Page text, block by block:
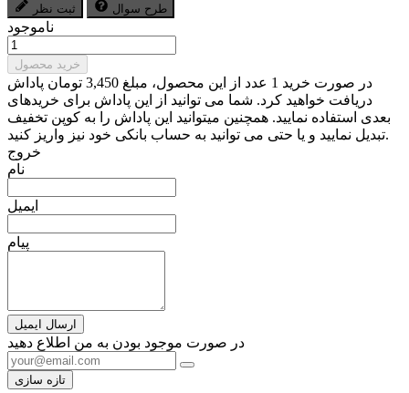
ثبت نظر طرح سوال
ناموجود
خرید محصول
در صورت خرید 1 عدد از این محصول، مبلغ 3,450 تومان پاداش
دریافت خواهید کرد. شما می توانید از این پاداش برای خریدهای
بعدی استفاده نمایید. همچنین میتوانید این پاداش را به کوپن تخفیف
تبدیل نمایید و یا حتی می توانید به حساب بانکی خود نیز واریز کنید.
خروج
نام
ایمیل
پیام
ارسال ایمیل
در صورت موجود بودن به من اطلاع دهید